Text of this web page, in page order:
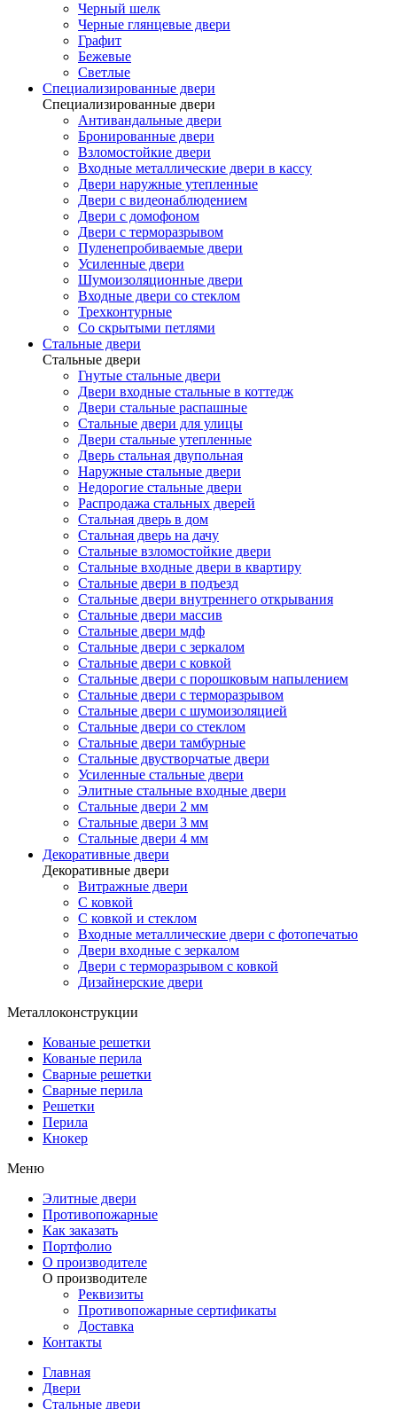
Черный шелк
Черные глянцевые двери
Графит
Бежевые
Светлые
Специализированные двери
Специализированные двери
Антивандальные двери
Бронированные двери
Взломостойкие двери
Входные металлические двери в кассу
Двери наружные утепленные
Двери с видеонаблюдением
Двери с домофоном
Двери с терморазрывом
Пуленепробиваемые двери
Усиленные двери
Шумоизоляционные двери
Входные двери со стеклом
Трехконтурные
Со скрытыми петлями
Стальные двери
Стальные двери
Гнутые стальные двери
Двери входные стальные в коттедж
Двери стальные распашные
Стальные двери для улицы
Двери стальные утепленные
Дверь стальная двупольная
Наружные стальные двери
Недорогие стальные двери
Распродажа стальных дверей
Стальная дверь в дом
Стальная дверь на дачу
Стальные взломостойкие двери
Стальные входные двери в квартиру
Стальные двери в подъезд
Стальные двери внутреннего открывания
Стальные двери массив
Стальные двери мдф
Стальные двери с зеркалом
Стальные двери с ковкой
Стальные двери с порошковым напылением
Стальные двери с терморазрывом
Стальные двери с шумоизоляцией
Стальные двери со стеклом
Стальные двери тамбурные
Стальные двустворчатые двери
Усиленные стальные двери
Элитные стальные входные двери
Стальные двери 2 мм
Стальные двери 3 мм
Стальные двери 4 мм
Декоративные двери
Декоративные двери
Витражные двери
С ковкой
С ковкой и стеклом
Входные металлические двери с фотопечатью
Двери входные с зеркалом
Двери с терморазрывом с ковкой
Дизайнерские двери
Металлоконструкции
Кованые решетки
Кованые перила
Сварные решетки
Сварные перила
Решетки
Перила
Кнокер
Меню
Элитные двери
Противопожарные
Как заказать
Портфолио
О производителе
О производителе
Реквизиты
Противопожарные сертификаты
Доставка
Контакты
Главная
Двери
Стальные двери